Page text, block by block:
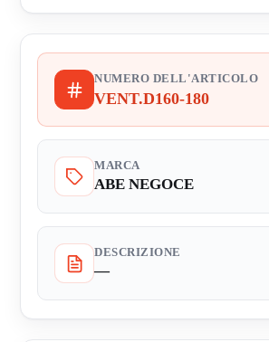
NUMERO DELL'ARTICOLO
VENT.D160-180
MARCA
ABE NEGOCE
DESCRIZIONE
—